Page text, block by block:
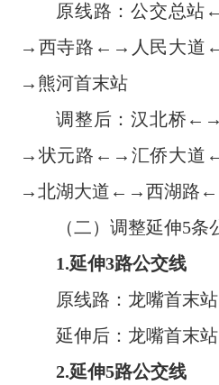
原线路：公交总
→西寺路←→人民大
→熊河首末站
调整后：汉北桥
→状元路←→汇侨大
→北湖大道←→西湖路
（二）调整延伸5
1.延伸3路公交线
原线路：龙嘴首
延伸后：龙嘴首
2.延伸5路公交线